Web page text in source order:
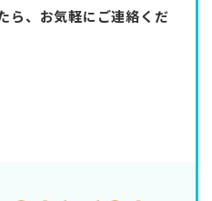
ら、お気軽にご連絡くだ